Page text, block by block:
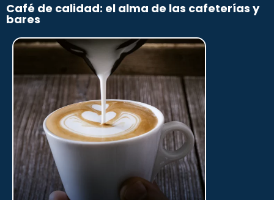
Café de calidad: el alma de las cafeterías y
bares